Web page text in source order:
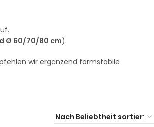
Ø 60/70/80 cm).
wir ergänzend formstabile